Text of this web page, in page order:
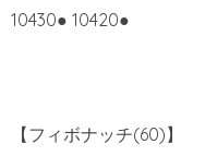
10430● 10420●
【フィボナッチ(60)】